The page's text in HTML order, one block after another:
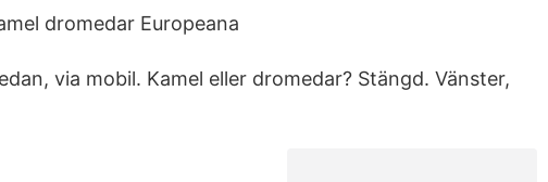
dromedar Europeana
via mobil. Kamel eller dromedar? Stängd. Vänster,